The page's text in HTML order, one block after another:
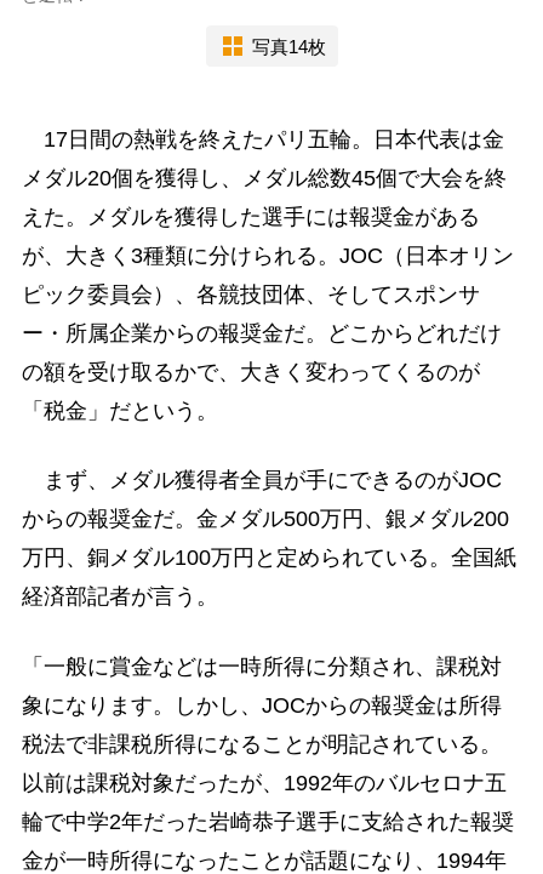
写真14枚
17日間の熱戦を終えたパリ五輪。日本代表は金
メダル20個を獲得し、メダル総数45個で大会を終
えた。メダルを獲得した選手には報奨金がある
が、大きく3種類に分けられる。JOC（日本オリン
ピック委員会）、各競技団体、そしてスポンサ
ー・所属企業からの報奨金だ。どこからどれだけ
の額を受け取るかで、大きく変わってくるのが
「税金」だという。
まず、メダル獲得者全員が手にできるのがJOC
からの報奨金だ。金メダル500万円、銀メダル200
万円、銅メダル100万円と定められている。全国紙
経済部記者が言う。
「一般に賞金などは一時所得に分類され、課税対
象になります。しかし、JOCからの報奨金は所得
税法で非課税所得になることが明記されている。
以前は課税対象だったが、1992年のバルセロナ五
輪で中学2年だった岩崎恭子選手に支給された報奨
金が一時所得になったことが話題になり、1994年